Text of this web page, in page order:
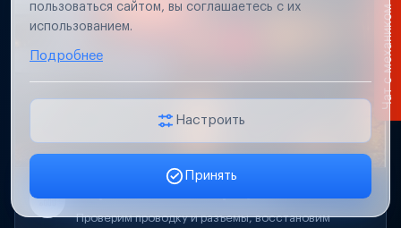
Проверим проводку и разъемы, восстановим
пользоваться сайтом, вы соглашаетесь с их
использованием.
Подробнее
Настроить
Принять
Заявка онлайн
Чат с механиком